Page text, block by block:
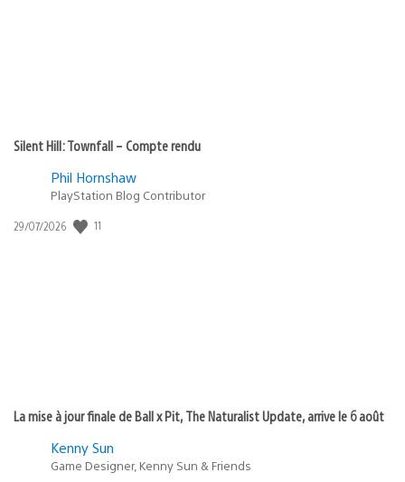
Silent Hill: Townfall – Compte rendu
Phil Hornshaw
PlayStation Blog Contributor
Date
29/07/2026 11
La mise à jour finale de Ball x Pit, The Naturalist Update, arrive le 6 août
Kenny Sun
Game Designer, Kenny Sun & Friends